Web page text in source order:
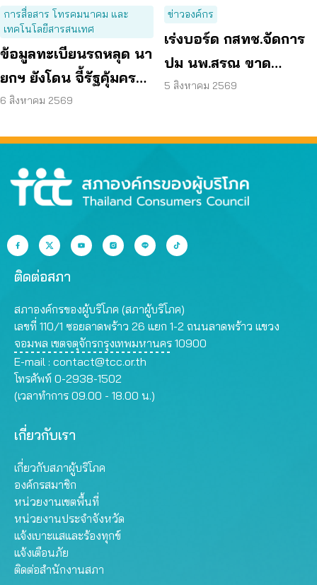
การสื่อสาร โทรคมนาคม และ
เทคโนโลยีสารสนเทศ
ข้อมูลทะเบียนรถหลุด นา
ยกฯ ยังโดน จี้รัฐคุ้มครอง
ข้อมูลส่วนบุคคล
6 สิงหาคม 2569
ข่าวองค์กร
เร่งบอร์ด กสทช.จัดการ
ปม นพ.สรณ ขาด
คุณสมบัติ ตามมติ
5 สิงหาคม 2569
ติดต่อสภา
สภาองค์กรของผู้บริโภค (สภาผู้บริโภค)
เลขที่ 110/1 ซอยลาดพร้าว 26 แยก 1-2 ถนนลาดพร้าว แขวง
จอมพล เขตจตุจักรกรุงเทพมหานคร 10900
E-mail : contact@tcc.or.th
โทรศัพท์ 0-2938-1502
(เวลาทำการ 09.00 - 18.00 น.)
เกี่ยวกับเรา
เกี่ยวกับสภาผู้บริโภค
องค์กรสมาชิก
หน่วยงานเขตพื้นที่
หน่วยงานประจำจังหวัด
แจ้งเบาะแสและร้องทุกข์
แจ้งเตือนภัย
ติดต่อสำนักงานสภา